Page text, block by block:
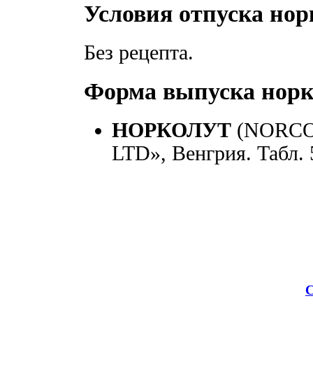
Условия отпуска
Без рецепта.
Форма выпуска
НОРКОЛУТ
LTD», Венгрия.